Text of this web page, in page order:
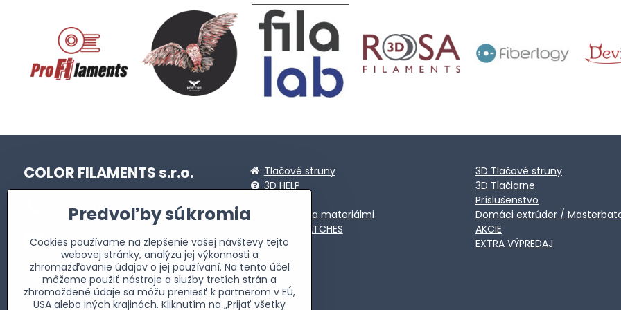
COLOR FILAMENTS s.r.o.
+421911472173
info​@profi-filaments​.sk
Fakturačná adresa
Allendeho 2735/24
059 51 Poprad-Matejovce
Tlačové struny
3D HELP
Sprievodca materiálmi
MASTERBATCHES
Novinky
Galéria
Kontakt
O nás
3D Tlačové struny
3D Tlačiarne
Príslušenstvo
Domáci extrúder /
AKCIE
EXTRA VÝPREDAJ
Predvoľby súkromia
Cookies používame na zlepšenie vašej návštevy tejto
webovej stránky, analýzu jej výkonnosti a
zhromažďovanie údajov o jej používaní. Na tento účel
môžeme použiť nástroje a služby tretích strán a
zhromaždené údaje sa môžu preniesť k partnerom v EÚ,
USA alebo iných krajinách. Kliknutím na „Prijať všetky